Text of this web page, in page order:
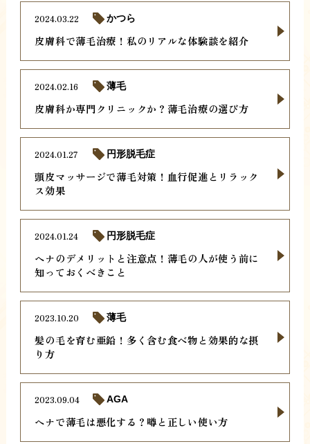
皮膚科で薄毛治療！私のリアルな体験談を紹介
2024.03.22 かつら
皮膚科か専門クリニックか？薄毛治療の選び方
2024.02.16 薄毛
頭皮マッサージで薄毛対策！血行促進とリラック
ス効果
2024.01.27 円形脱毛症
ヘナのデメリットと注意点！薄毛の人が使う前に
知っておくべきこと
2024.01.24 円形脱毛症
髪の毛を育む亜鉛！多く含む食べ物と効果的な摂
り方
2023.10.20 薄毛
ヘナで薄毛は悪化する？噂と正しい使い方
2023.09.04 AGA